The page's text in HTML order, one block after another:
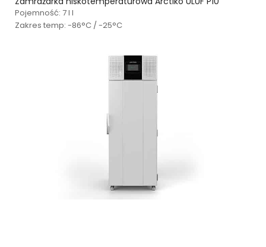
Pojemność: 7 l l
Zakres temp: -86°C / -25°C